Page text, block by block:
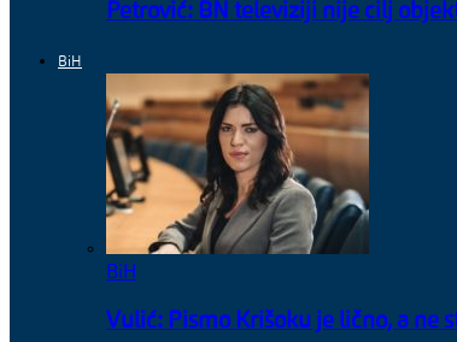
Petrović: BN televiziji nije cilj
BiH
BiH
Vulić: Pismo Krišoku je lično, a ne